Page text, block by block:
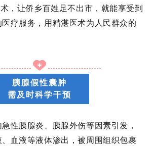
，让侨乡百姓足不出市，就能享受到
疗服务，用精湛医术为人民群众的
胰腺假性囊肿
需及时科学干预
性胰腺炎、胰腺外伤等因素引发，
血液等液体渗出，被周围组织包裹